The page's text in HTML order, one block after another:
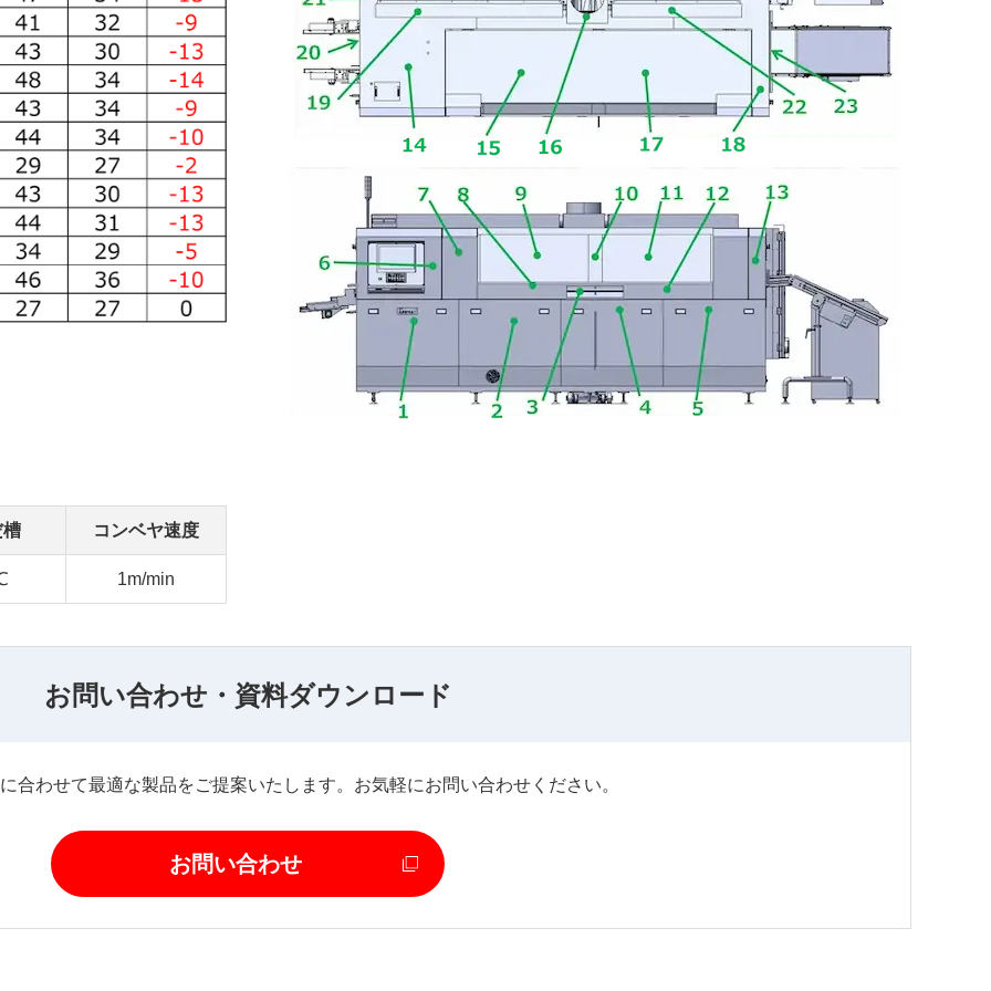
槽 コンベヤ速度
1m/min
お問い合わせ・資料ダウンロード
合わせて最適な製品をご提案いたします。お気軽にお問い合わせください。
お問い合わせ